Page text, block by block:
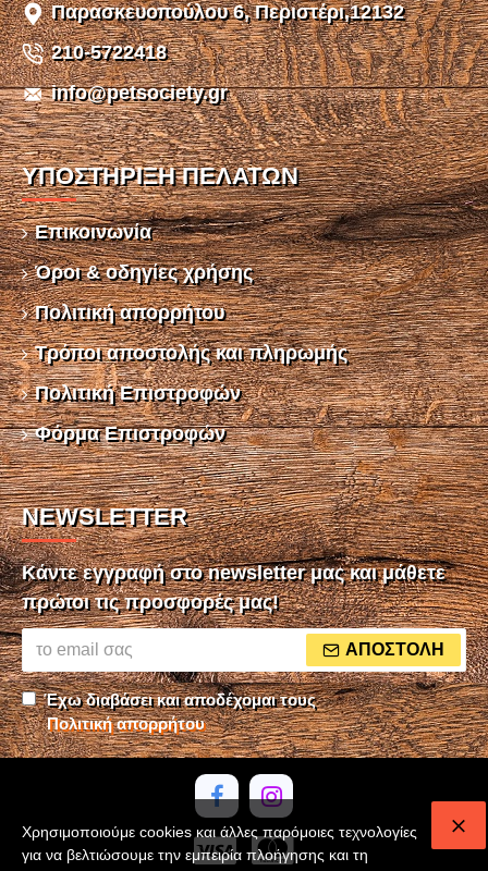
Παρασκευοπούλου 6, Περιστέρι,12132
210-5722418
info@petsociety.gr
ΥΠΌΣΤΉΡΙΞΗ ΠΕΛΑΤΏΝ
Επικοινωνία
Όροι & οδηγίες χρήσης
Πολιτική απορρήτου
Τρόποι αποστολής και πληρωμής
Πολιτική Επιστροφών
Φόρμα Επιστροφών
NEWSLETTER
Κάντε εγγραφή στο newsletter μας και μάθετε
πρώτοι τις προσφορές μας!
ΑΠΟΣΤΟΛΉ
Έχω διαβάσει και αποδέχομαι τους
Πολιτική απορρήτου
Χρησιμοποιούμε cookies και άλλες παρόμοιες τεχνολογίες
για να βελτιώσουμε την εμπειρία πλοήγησης και τη